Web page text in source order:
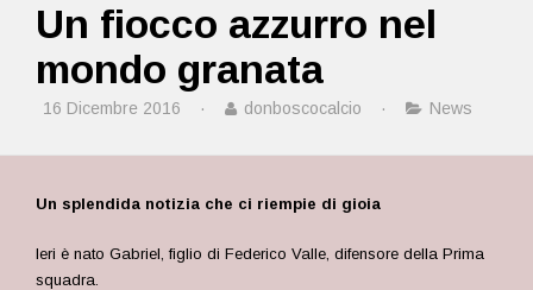
Un fiocco azzurro nel
mondo granata
16 Dicembre 2016 · donboscocalcio · News
Un splendida notizia che ci riempie di gioia
Ieri è nato Gabriel, figlio di Federico Valle, difensore della Prima
squadra.